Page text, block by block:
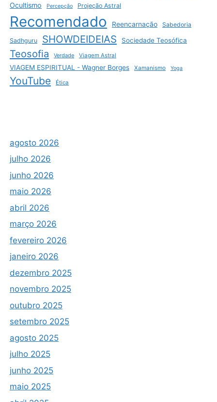
Ocultismo Percepção Projeção Astral
Recomendado Reencarnação Sabedoria
Sadhguru SHOWDEIDEIAS Sociedade Teosófica
Teosofia Verdade Viagem Astral
VIAGEM ESPIRITUAL - Wagner Borges Xamanismo Yoga
YouTube Ética
agosto 2026
julho 2026
junho 2026
maio 2026
abril 2026
março 2026
fevereiro 2026
janeiro 2026
dezembro 2025
novembro 2025
outubro 2025
setembro 2025
agosto 2025
julho 2025
junho 2025
maio 2025